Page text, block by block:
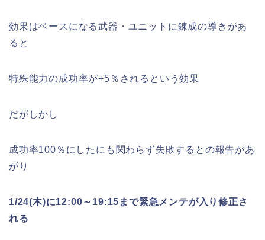
効果はベースになる武器・ユニットに錬成の導きがあ
ると
特殊能力の成功率が+5％されるという効果
だがしかし
成功率100％にしたにも関わらず失敗するとの報告があ
がり
1/24(木)に12:00～19:15まで緊急メンテが入り修正さ
れる